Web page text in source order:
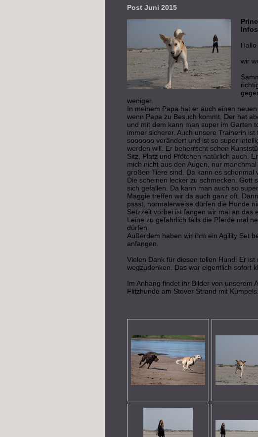
Post Juni 2015
Hallo
wir
weniger.
In meinem Papa hat er auch einen
wenn Papa zu Besuch kommt. Der hat
und mit dem kann man super im Garten
immer sicherer. Auch unsere Trainerin
soooooo verändert und ist so super
werden will. Er beherrscht schon
Sitz, Platz und Pfötchen natürlich auch.
mich nicht aus den Augen, nur
großen Tiere sind. Da kann es schonmal
Die scheinen lecker zu schmecken. Gott
sich gefallen. Da kann man auch so
Maggie treffen wir da auch ganz oft.
pssst, normalerweise dürfen die Hunde
Setzzeit vorbei ist fangen wir mal an das
Leine zu gefährlich falls die Pferde mal
dürfen.
Außerdem haben wir ihm ein Agility Set
anfangen.
Vielen Dank für diesen tollen Hund. Er
wegzudenken. Das war eigentlich sofort
Im Anhang findet ihr Bilder von unserem
Flitzhunde am Stover Strand mit Kumpels.